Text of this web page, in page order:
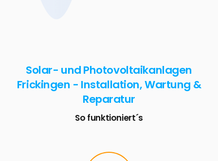
Solar- und Photovoltaikanlagen
Frickingen - Installation, Wartung &
Reparatur
So funktioniert´s